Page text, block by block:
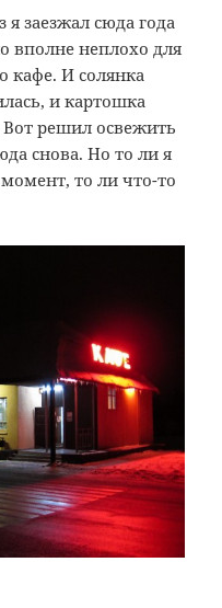
я заезжал сюда года
вполне неплохо для
кафе. И солянка
и картошка
решил освежить
снова. Но то ли я
то ли что-то
Кафе «Дукора»